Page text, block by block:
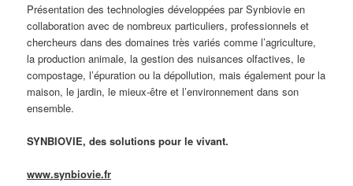
Présentation des technologies développées par Synbiovie en
collaboration avec de nombreux particuliers, professionnels et
chercheurs dans des domaines très variés comme l’agriculture,
la production animale, la gestion des nuisances olfactives, le
compostage, l’épuration ou la dépollution, mais également pour la
maison, le jardin, le mieux-être et l’environnement dans son
ensemble.
SYNBIOVIE, des solutions pour le vivant.
www.synbiovie.fr